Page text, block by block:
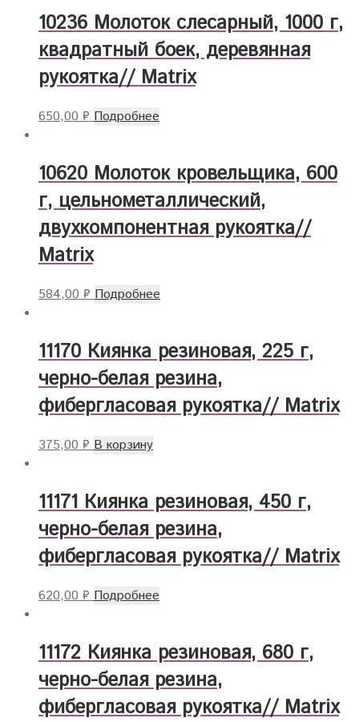
10236 Молоток слесарный, 1000 г,
квадратный боек, деревянная
рукоятка// Matrix
650,00₽ Подробнее
10620 Молоток кровельщика, 600
г, цельнометаллический,
двухкомпонентная рукоятка//
Matrix
584,00₽ Подробнее
11170 Киянка резиновая, 225 г,
черно-белая резина,
фибергласовая рукоятка// Matrix
375,00₽ В корзину
11171 Киянка резиновая, 450 г,
черно-белая резина,
фибергласовая рукоятка// Matrix
620,00₽ Подробнее
11172 Киянка резиновая, 680 г,
черно-белая резина,
фибергласовая рукоятка// Matrix